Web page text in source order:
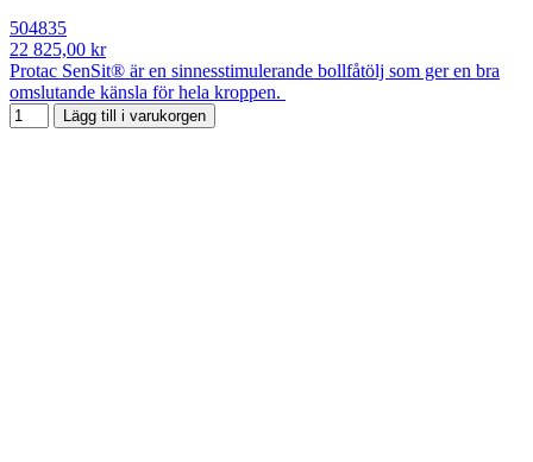
504835
22 825,00 kr
Protac SenSit® är en sinnesstimulerande bollfåtölj som ger en bra
omslutande känsla för hela kroppen.
Lägg till i varukorgen